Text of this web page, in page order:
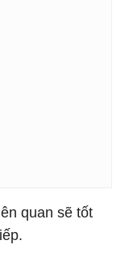
quan sẽ tốt